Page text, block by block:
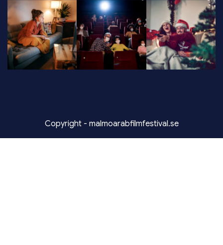
Copyright - malmoarabfilmfestival.se